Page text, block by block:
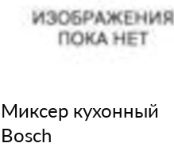
Миксер кухонный
Bosch